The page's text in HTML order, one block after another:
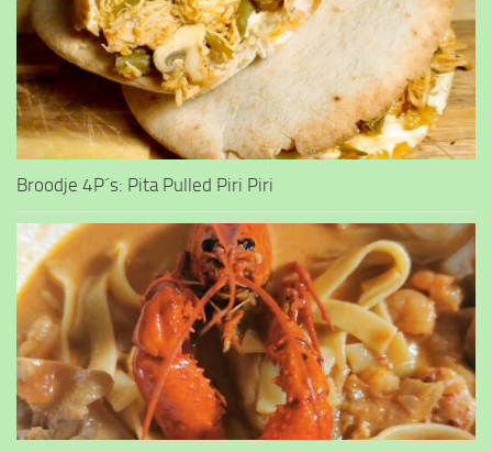
Broodje 4P´s: Pita Pulled Piri Piri